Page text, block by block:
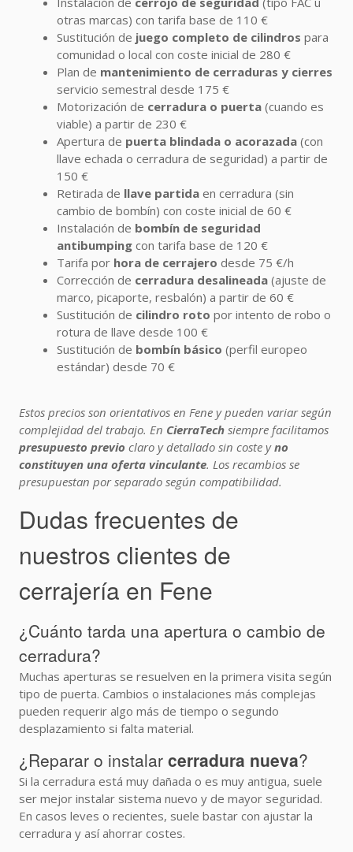
otras marcas) con tarifa base de 110 €
Sustitución de juego completo de cilindros para
comunidad o local con coste inicial de 280 €
Plan de mantenimiento de cerraduras y cierres
servicio semestral desde 175 €
Motorización de cerradura o puerta (cuando es
viable) a partir de 230 €
Apertura de puerta blindada o acorazada (con
llave echada o cerradura de seguridad) a partir de
150 €
Retirada de llave partida en cerradura (sin
cambio de bombín) con coste inicial de 60 €
Instalación de bombín de seguridad
antibumping con tarifa base de 120 €
Tarifa por hora de cerrajero desde 75 €/h
Corrección de cerradura desalineada (ajuste de
marco, picaporte, resbalón) a partir de 60 €
Sustitución de cilindro roto por intento de robo o
rotura de llave desde 100 €
Sustitución de bombín básico (perfil europeo
estándar) desde 70 €
Estos precios son orientativos en Fene y pueden variar según
complejidad del trabajo. En CierraTech siempre facilitamos
presupuesto previo claro y detallado sin coste yno
constituyen una oferta vinculante. Los recambios se
presupuestan por separado según compatibilidad.
Dudas frecuentes de
nuestros clientes de
cerrajería en Fene
¿Cuánto tarda una apertura o cambio de
cerradura?
Muchas aperturas se resuelven en la primera visita según
tipo de puerta. Cambios o instalaciones más complejas
pueden requerir algo más de tiempo o segundo
desplazamiento si falta material.
¿Reparar o instalar cerradura nueva?
Si la cerradura está muy dañada o es muy antigua, suele
ser mejor instalar sistema nuevo y de mayor seguridad.
En casos leves o recientes, suele bastar con ajustar la
cerradura y así ahorrar costes.